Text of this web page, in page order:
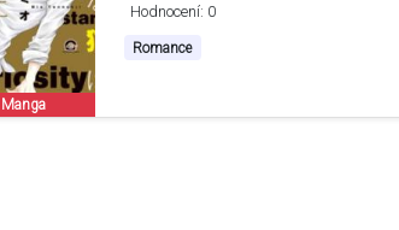
Manga
Hodnocení: 0
Romance